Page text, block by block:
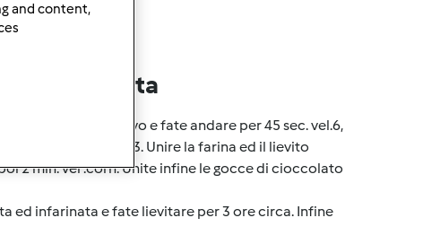
della ricetta
unire poi latte e uovo e fate andare per 45 sec. vel.6,
e 30 sec. a vel. 3. Unire la farina ed il lievito
2 min. vel :corn: Unite infine le gocce di cioccolato
ed infarinata e fate lievitare per 3 ore circa. Infine
and content,